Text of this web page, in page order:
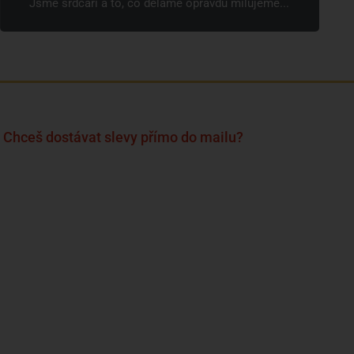
Jsme srdcaři a to, co děláme opravdu milujeme...
Chceš dostávat slevy přímo do mailu?